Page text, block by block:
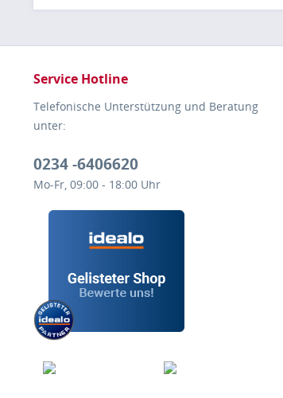
Service Hotline
Telefonische Unterstützung und Beratung
unter:
0234 -6406620
Mo-Fr, 09:00 - 18:00 Uhr